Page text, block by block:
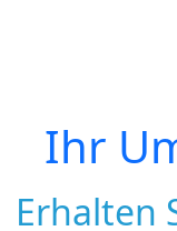
Ihr
Erhalten